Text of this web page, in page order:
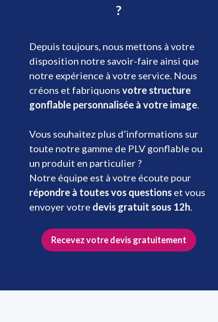
?
Depuis toujours, nous mettons à votre
disposition notre savoir-faire ainsi que
notre expérience à votre service. Nous
créons et fabriquons votre structure
gonflable personnalisée à votre image.
Vous souhaitez plus d’informations sur
toute notre gamme de PLV gonflable ou
un produit en particulier ?
Notre équipe est à votre écoute pour
répondre à toutes vos questions et vous
envoyer votre devis gratuit sous 12h.
Recevez votre devis gratuitement